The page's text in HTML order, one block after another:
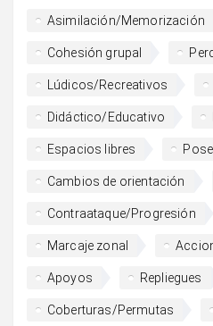
Asimilación/Memorización
Cohesión grupal
Lúdicos/Recreativos
Didáctico/Educativo
Espacios libres
Cambios de orientación
Contraataque/Progresión
Marcaje zonal
Apoyos Repliegues
Coberturas/Permutas